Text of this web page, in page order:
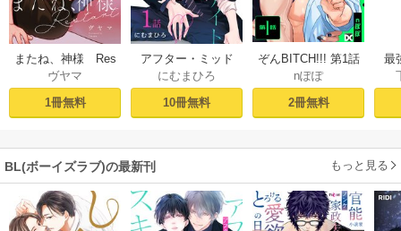
またね、神様 Res
tart［ばら売り］
プロローグ
ヴヤマ
1冊無料
アフター・ミッド
ナイト・スキン
［ばら売り］ 第1話
にむまひろ
10冊無料
ぞんBITCH!!! 第1話
nぽぽ
2冊無料
最
BL(ボーイズラブ)の最新刊 もっと見る